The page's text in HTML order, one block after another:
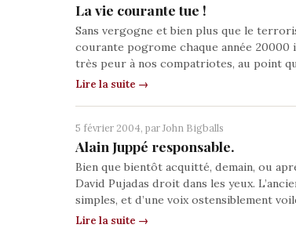
La vie courante tue !
Sans vergogne et bien plus que le
courante pogrome chaque année 20000
très peur à nos compatriotes, au point
Lire la suite →
5 février 2004, parJohn Bigballs
Alain Juppé responsable.
Bien que bientôt acquitté, demain, ou
David Pujadas droit dans les yeux.
simples, et d’une voix ostensiblement
Lire la suite →